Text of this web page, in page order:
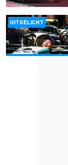
UITGELICHT